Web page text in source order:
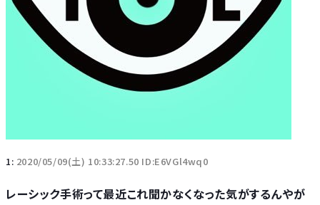
1: 2020/05/09(土) 10:33:27.50 ID:E6VGl4wq0
レーシック手術って最近これ聞かなくなった気がするんやが